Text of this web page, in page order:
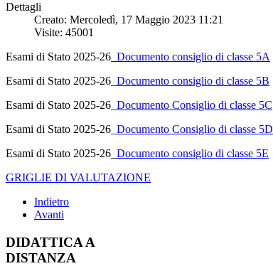
Dettagli
Creato: Mercoledì, 17 Maggio 2023 11:21
Visite: 45001
Esami di Stato 2025-26 _Documento consiglio di classe 5A
Esami di Stato 2025-26_ Documento consiglio di classe 5B
Esami di Stato 2025-26_ Documento Consiglio di classe 5C
Esami di Stato 2025-26_ Documento Consiglio di classe 5D
Esami di Stato 2025-26_ Documento consiglio di classe 5E
GRIGLIE DI VALUTAZIONE
Indietro
Avanti
DIDATTICA A
DISTANZA